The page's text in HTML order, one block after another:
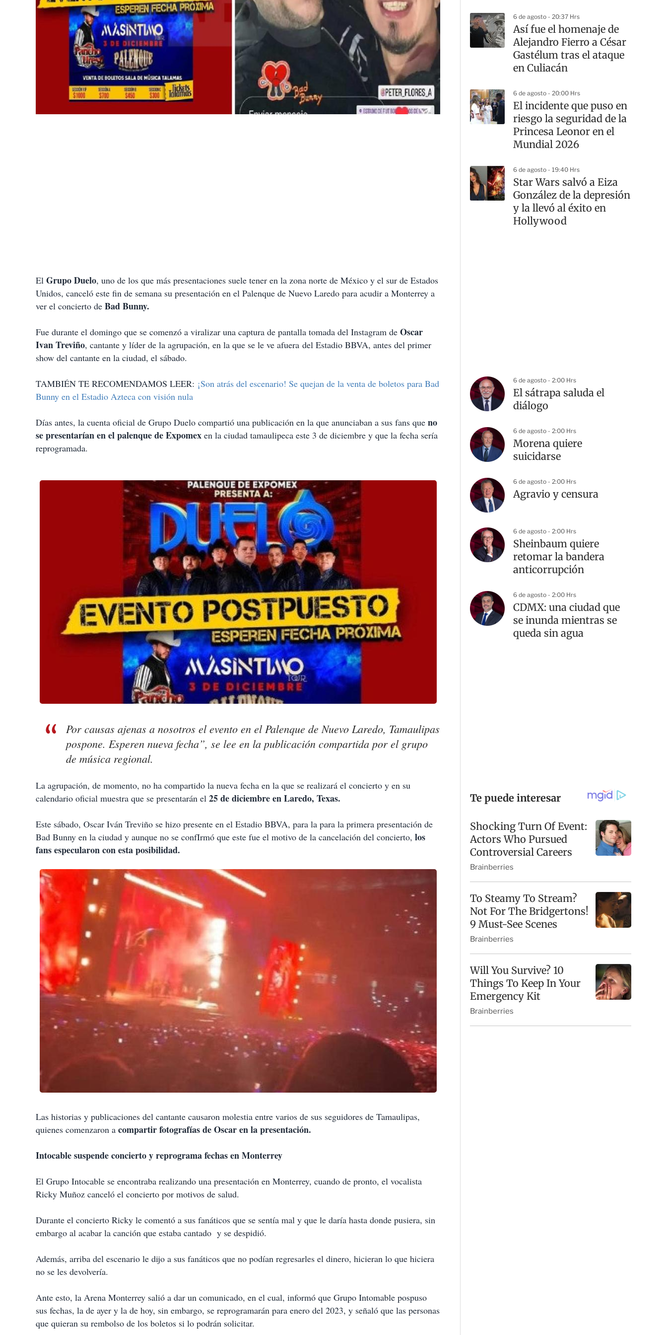
El Grupo Duelo, uno de los que más presentaciones suele tener en la zona norte de México y el sur de Estados
Unidos, canceló este fin de semana su presentación en el Palenque de Nuevo Laredo para acudir a Monterrey a
ver el concierto de Bad Bunny.
Fue durante el domingo que se comenzó a viralizar una captura de pantalla tomada del Instagram de Oscar
Ivan Treviño, cantante y líder de la agrupación, en la que se le ve afuera del Estadio BBVA, antes del primer
show del cantante en la ciudad, el sábado.
TAMBIÉN TE RECOMENDAMOS LEER: ¡Son atrás del escenario! Se quejan de la venta de boletos para Bad
Bunny en el Estadio Azteca con visión nula
Días antes, la cuenta oficial de Grupo Duelo compartió una publicación en la que anunciaban a sus fans que no
se presentarían en el palenque de Expomex en la ciudad tamaulipeca este 3 de diciembre y que la fecha sería
reprogramada.
Por causas ajenas a nosotros el evento en el Palenque de Nuevo Laredo, Tamaulipas
pospone. Esperen nueva fecha”, se lee en la publicación compartida por el grupo
de música regional.
La agrupación, de momento, no ha compartido la nueva fecha en la que se realizará el concierto y en su
calendario oficial muestra que se presentarán el 25 de diciembre en Laredo, Texas.
Este sábado, Oscar Iván Treviño se hizo presente en el Estadio BBVA, para la para la primera presentación de
Bad Bunny en la ciudad y aunque no se confIrmó que este fue el motivo de la cancelación del concierto, los
fans especularon con esta posibilidad.
Las historias y publicaciones del cantante causaron molestia entre varios de sus seguidores de Tamaulipas,
quienes comenzaron a compartir fotografías de Oscar en la presentación.
Intocable suspende concierto y reprograma fechas en Monterrey
El Grupo Intocable se encontraba realizando una presentación en Monterrey, cuando de pronto, el vocalista
Ricky Muñoz canceló el concierto por motivos de salud.
Durante el concierto Ricky le comentó a sus fanáticos que se sentía mal y que le daría hasta donde pusiera, sin
embargo al acabar la canción que estaba cantado y se despidió.
Además, arriba del escenario le dijo a sus fanáticos que no podían regresarles el dinero, hicieran lo que hiciera
no se les devolvería.
Ante esto, la Arena Monterrey salió a dar un comunicado, en el cual, informó que Grupo Intomable pospuso
sus fechas, la de ayer y la de hoy, sin embargo, se reprogramarán para enero del 2023, y señaló que las personas
que quieran su rembolso de los boletos si lo podrán solicitar.
6 de agosto - 20:37 Hrs
Así fue el homenaje de
Alejandro Fierro a César
Gastélum tras el ataque
en Culiacán
6 de agosto - 20:00 Hrs
El incidente que puso en
riesgo la seguridad de la
Princesa Leonor en el
Mundial 2026
6 de agosto - 19:40 Hrs
Star Wars salvó a Eiza
González de la depresión
y la llevó al éxito en
Hollywood
6 de agosto - 2:00 Hrs
El sátrapa saluda el
diálogo
6 de agosto - 2:00 Hrs
Morena quiere
suicidarse
6 de agosto - 2:00 Hrs
Agravio y censura
6 de agosto - 2:00 Hrs
Sheinbaum quiere
retomar la bandera
anticorrupción
6 de agosto - 2:00 Hrs
CDMX: una ciudad que
se inunda mientras se
queda sin agua